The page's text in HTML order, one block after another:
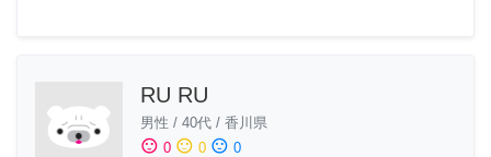
RU RU
男性 / 40代 / 香川県
sentiment_satisfied 0 sentiment_neutral 0 sentiment_dissatisfied 0